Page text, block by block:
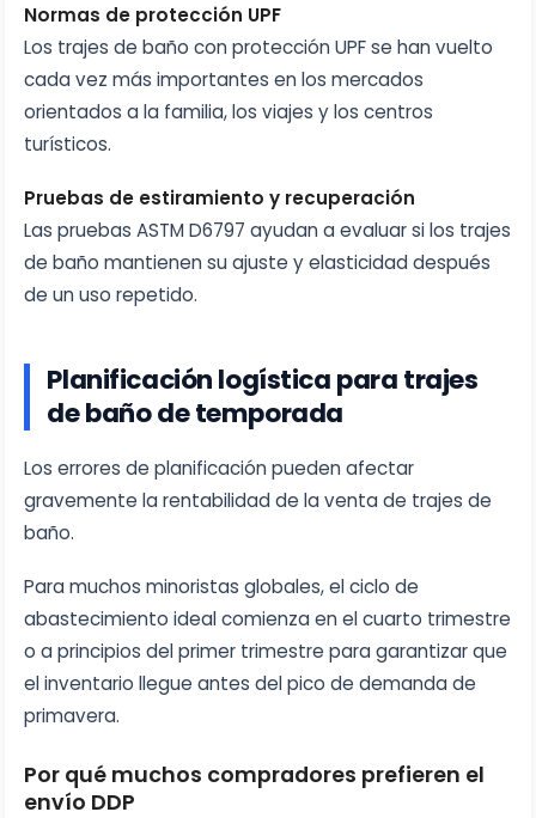
Normas de protección UPF
Los trajes de baño con protección UPF se han vuelto
cada vez más importantes en los mercados
orientados a la familia, los viajes y los centros
turísticos.
Pruebas de estiramiento y recuperación
Las pruebas ASTM D6797 ayudan a evaluar si los trajes
de baño mantienen su ajuste y elasticidad después
de un uso repetido.
Planificación logística para trajes
de baño de temporada
Los errores de planificación pueden afectar
gravemente la rentabilidad de la venta de trajes de
baño.
Para muchos minoristas globales, el ciclo de
abastecimiento ideal comienza en el cuarto trimestre
o a principios del primer trimestre para garantizar que
el inventario llegue antes del pico de demanda de
primavera.
Por qué muchos compradores prefieren el
envío DDP